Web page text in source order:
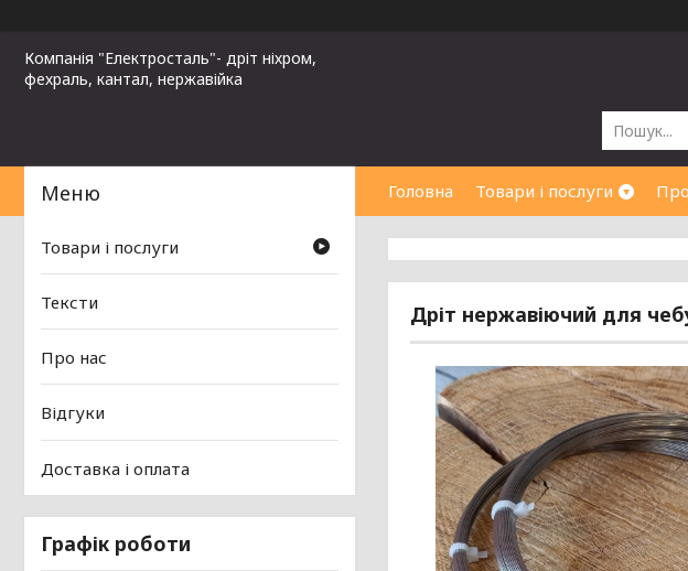
Компанія "Електросталь"- дріт ніхром,
фехраль, кантал, нержавійка
Головна Товари і послуги
Дріт нержавіючий для
Товари і послуги
Тексти
Про нас
Відгуки
Доставка і оплата
Графік роботи